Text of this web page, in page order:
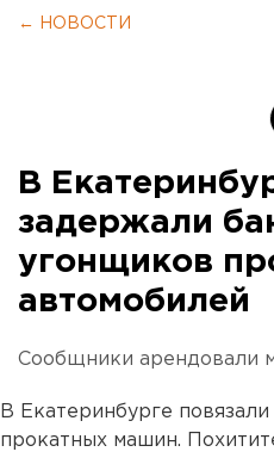
← НОВОСТИ
В
задержали
угонщиков
автомобилей
Сообщники арендовали
В Екатеринбурге
прокатных машин.